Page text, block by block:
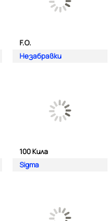
F.O.
Незабравки
100 Кила
Sigma